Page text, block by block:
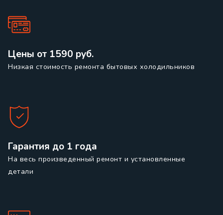
Цены от 1590 руб.
Низкая стоимость ремонта бытовых холодильников
Гарантия до 1 года
На весь произведенный ремонт и установленные
детали